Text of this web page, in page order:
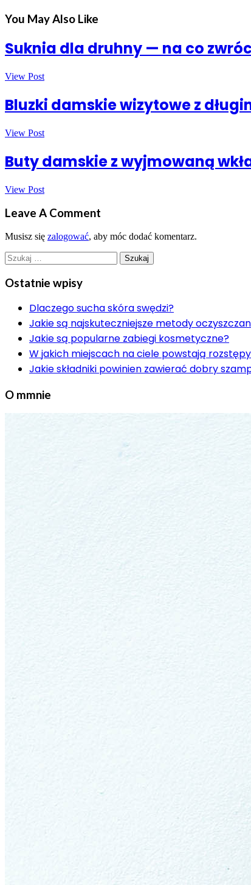
You May Also Like
Suknia dla druhny — na co
View Post
Bluzki damskie wizytowe z
View Post
Buty damskie z wyjmowaną
View Post
Leave A Comment
Musisz się zalogować, aby móc dodać komentarz.
Szukaj:
Ostatnie wpisy
Dlaczego sucha skóra swędzi?
Jakie są najskuteczniejsze metody
Jakie są popularne zabiegi kosmetyczne?
W jakich miejscach na ciele powstają
Jakie składniki powinien zawierać dobry
O mmnie